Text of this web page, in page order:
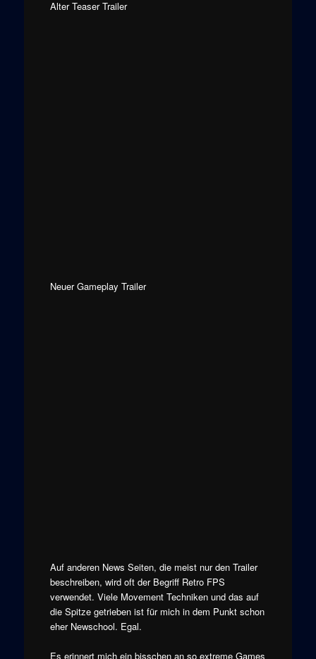
Alter Teaser Trailer
Neuer Gameplay Trailer
Auf anderen News Seiten, die meist nur den Trailer
beschreiben, wird oft der Begriff Retro FPS
verwendet. Viele Movement Techniken und das auf
die Spitze getrieben ist für mich in dem Punkt schon
eher Newschool. Egal.
Es erinnert mich ein bisschen an so extreme Games